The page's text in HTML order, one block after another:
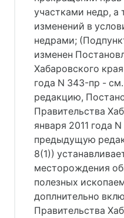
участками недр, а
изменений в
недрами;
изменен
Хабаровского
года N 343-пр -
редакцию,
Правительства
января 2011 года
предыдущую
8(1))
месторождения
полезных
доплнительно
Правительства